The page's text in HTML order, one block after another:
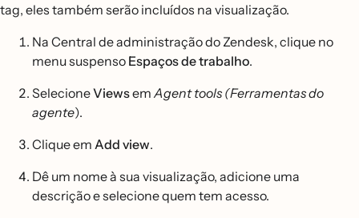
tag, eles também serão incluídos na visualização.
Na Central de administração do Zendesk, clique no
menu suspenso Espaços de trabalho.
SelecioneViewsem Agent tools (Ferramentas do
agente).
Clique em Add view.
Dê um nome à sua visualização, adicione uma
descrição e selecione quem tem acesso.